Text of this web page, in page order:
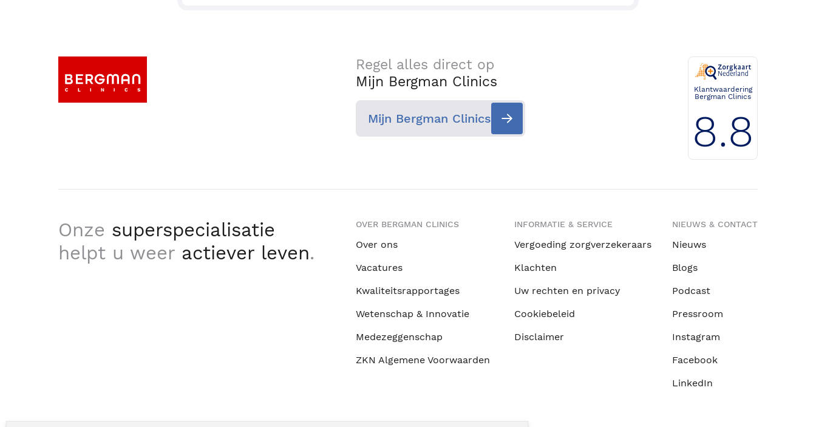
Regel alles direct op
Mijn Bergman Clinics
Mijn Bergman Clinics
Klantwaardering
Bergman Clinics
8.8
Onze superspecialisatie
helpt u weer actiever leven.
OVER BERGMAN CLINICS
Over ons
Vacatures
Kwaliteitsrapportages
Wetenschap & Innovatie
Medezeggenschap
ZKN Algemene Voorwaarden
INFORMATIE & SERVICE
Vergoeding zorgverzekeraars
Klachten
Uw rechten en privacy
Cookiebeleid
Disclaimer
NIEUWS & CONTACT
Nieuws
Blogs
Podcast
Pressroom
Instagram
Facebook
LinkedIn